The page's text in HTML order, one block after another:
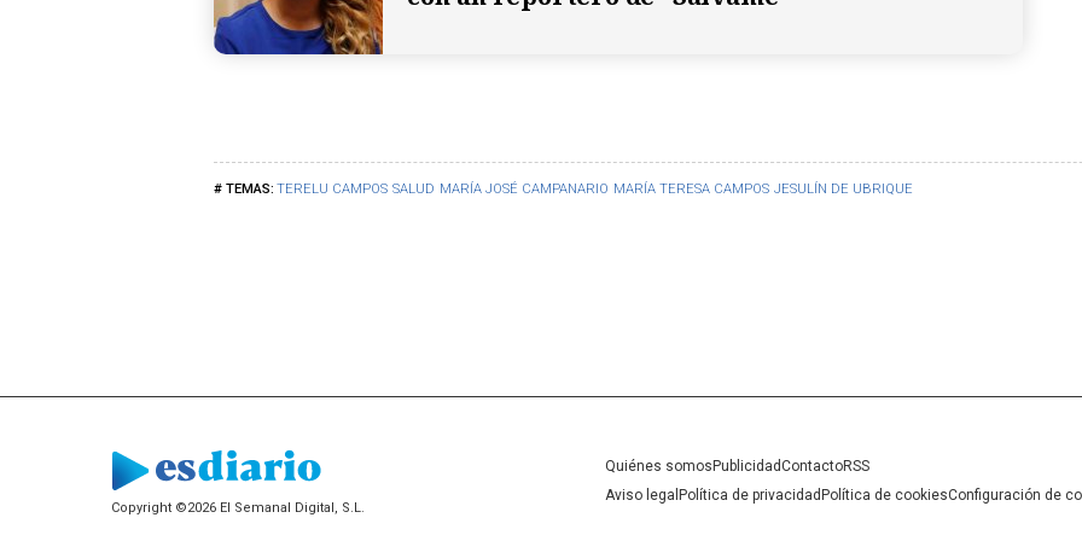
TERELU CAMPOS SALUD MARÍA JOSÉ CAMPANARIO MARÍA TERESA CAMPOS JESULÍN DE UBRIQUE
Copyright ©2026 El Semanal Digital, S.L.
Quiénes somos PublicidadContactoRSS
Aviso legal Política de privacidad Política de cookiesConfiguración de